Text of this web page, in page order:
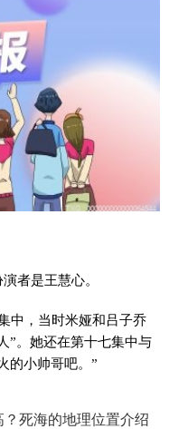
者是王慧心。
中，当时米娅和吕子乔
”。她还在第十七集中与
的小帅哥吧。”
死海的地理位置介绍